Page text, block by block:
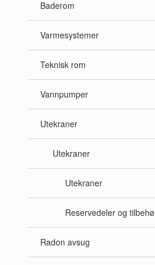
Baderom
Varmesystemer
Teknisk rom
Vannpumper
Utekraner
Utekraner
Utekraner
Reservedeler og
Radon avsug